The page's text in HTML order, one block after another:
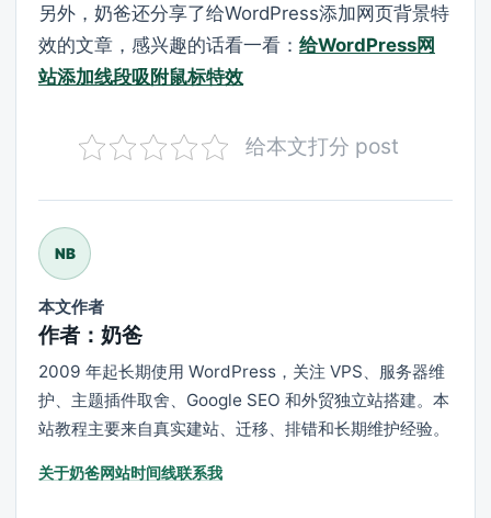
另外，奶爸还分享了给WordPress添加网页背景特
效的文章，感兴趣的话看一看： 给WordPress网
站添加线段吸附鼠标特效
给本文打分 post
NB
本文作者
作者：奶爸
2009 年起长期使用 WordPress，关注 VPS、服务器维
护、主题插件取舍、Google SEO 和外贸独立站搭建。本
站教程主要来自真实建站、迁移、排错和长期维护经验。
关于奶爸网站时间线联系我